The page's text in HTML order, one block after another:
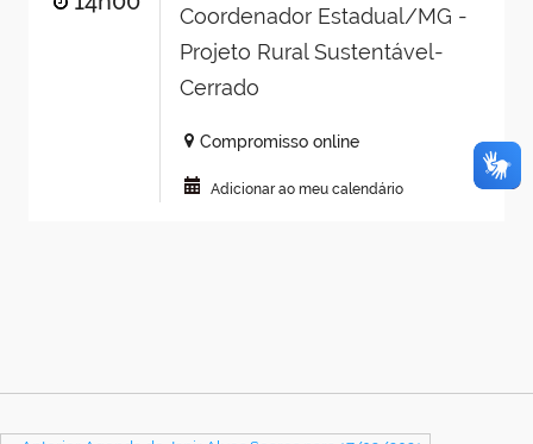
Coordenador Estadual/MG -
Projeto Rural Sustentável-
Cerrado
Compromisso online
Adicionar ao meu calendário